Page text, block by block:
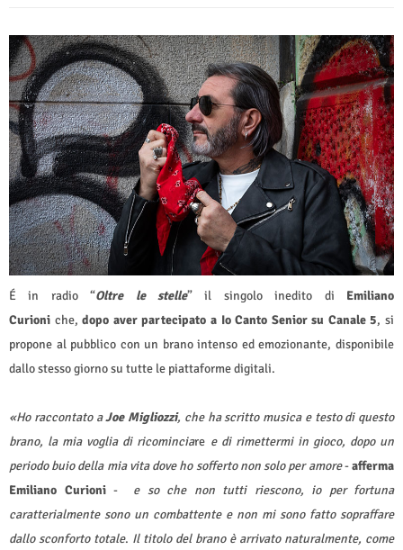
É in radio “Oltre le stelle” il singolo inedito di Emiliano
Curioni che,dopo aver partecipato a Io Canto Senior su Canale 5, si
propone al pubblico con un brano intenso ed emozionante, disponibile
dallo stesso giorno su tutte le piattaforme digitali.
«Ho raccontato aJoe Migliozzi, che ha scritto musica e testo di questo
brano, la mia voglia di ricominciare e di rimettermi in gioco, dopo un
periodo buio della mia vita dove ho sofferto non solo per amore-afferma
Emiliano Curioni- e so che non tutti riescono, io per fortuna
caratterialmente sono un combattente e non mi sono fatto sopraffare
dallo sconforto totale. Il titolo del brano è arrivato naturalmente, come